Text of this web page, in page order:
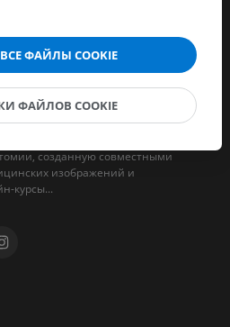
которой является поддержка и
человеческой и ветеринарной
созданную совместными
изображений и
курсы...
ФАЙЛЫ COOKIE
ФАЙЛОВ COOKIE